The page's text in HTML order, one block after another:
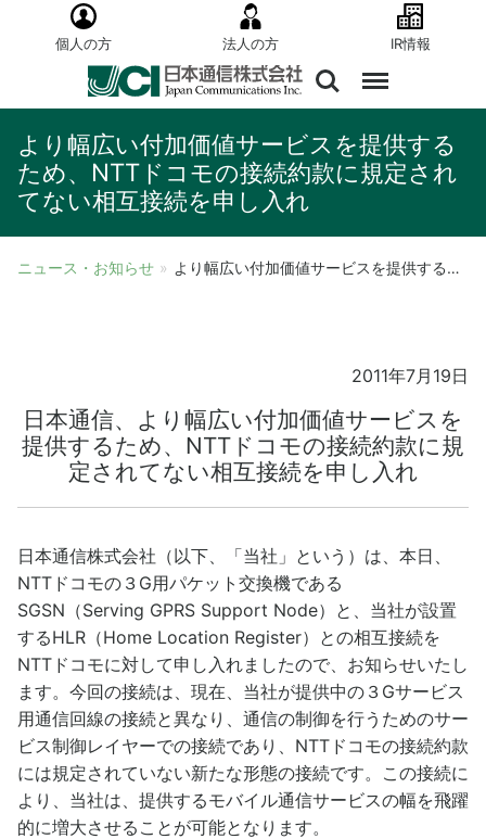
個人の方 法人の方 IR情報
より幅広い付加価値サービスを提供する
ため、NTTドコモの接続約款に規定され
てない相互接続を申し入れ
ニュース・お知らせ » より幅広い付加価値サービスを提供するため、NTTドコモの接続約款に規定されてない相互接続を申し入れ
2011年7月19日
日本通信、より幅広い付加価値サービスを
提供するため、NTTドコモの接続約款に規
定されてない相互接続を申し入れ
日本通信株式会社（以下、「当社」という）は、本日、
NTTドコモの３G用パケット交換機である
SGSN（Serving GPRS Support Node）と、当社が設置
するHLR（Home Location Register）との相互接続を
NTTドコモに対して申し入れましたので、お知らせいたし
ます。今回の接続は、現在、当社が提供中の３Gサービス
用通信回線の接続と異なり、通信の制御を行うためのサー
ビス制御レイヤーでの接続であり、NTTドコモの接続約款
には規定されていない新たな形態の接続です。この接続に
より、当社は、提供するモバイル通信サービスの幅を飛躍
的に増大させることが可能となります。